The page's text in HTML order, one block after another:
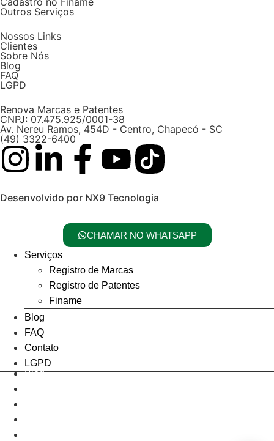
Outros Serviços
Nossos Links
Clientes
Sobre Nós
Blog
FAQ
LGPD
Renova Marcas e Patentes
CNPJ: 07.475.925/0001-38
Av. Nereu Ramos, 454D - Centro, Chapecó - SC
(49) 3322-6400
Desenvolvido por NX9 Tecnologia
CHAMAR NO WHATSAPP
Serviços
Registro de Marcas
Registro de Patentes
Finame
Blog
FAQ
Contato
LGPD
Blog